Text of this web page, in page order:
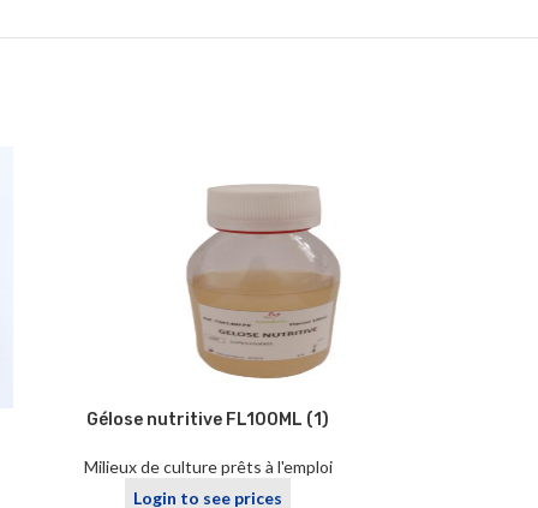
Gélose nutritive FL100ML (1)
Milieux de culture prêts à l'emploi
Login to see prices